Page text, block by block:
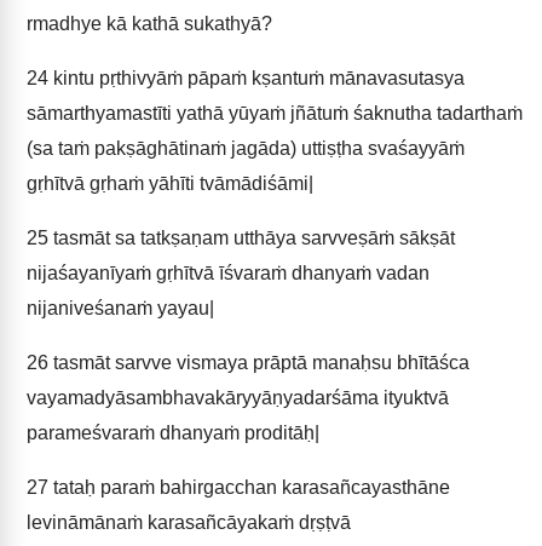
rmadhye kā kathā sukathyā?
24 kintu pṛthivyāṁ pāpaṁ kṣantuṁ mānavasutasya
sāmarthyamastīti yathā yūyaṁ jñātuṁ śaknutha tadarthaṁ
(sa taṁ pakṣāghātinaṁ jagāda) uttiṣṭha svaśayyāṁ
gṛhītvā gṛhaṁ yāhīti tvāmādiśāmi|
25 tasmāt sa tatkṣaṇam utthāya sarvveṣāṁ sākṣāt
nijaśayanīyaṁ gṛhītvā īśvaraṁ dhanyaṁ vadan
nijaniveśanaṁ yayau|
26 tasmāt sarvve vismaya prāptā manaḥsu bhītāśca
vayamadyāsambhavakāryyāṇyadarśāma ityuktvā
parameśvaraṁ dhanyaṁ proditāḥ|
27 tataḥ paraṁ bahirgacchan karasañcayasthāne
levināmānaṁ karasañcāyakaṁ dṛṣṭvā